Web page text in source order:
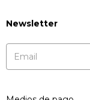
Newsletter